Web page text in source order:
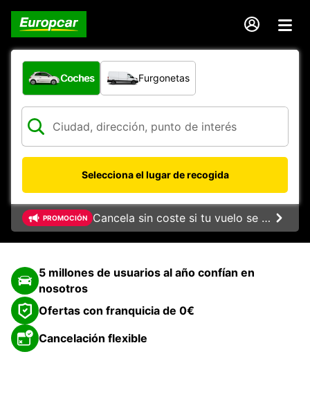
¿Qué tipo de vehículo?
Coches Furgonetas
Selecciona el lugar de recogida
PROMOCIÓN Cancela sin coste si tu vuelo se cancela
5 millones de usuarios al año confían en
nosotros
Ofertas con franquicia de 0€
Cancelación flexible